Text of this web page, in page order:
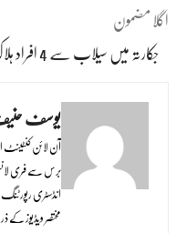
اگلا مضمون
جکارتہ میں سیلاب سے 4 افراد ہلاک
یوسف
آن لائن کنٹینٹ
برس سے فری
انڈسٹری
مختصر ویڈیوز